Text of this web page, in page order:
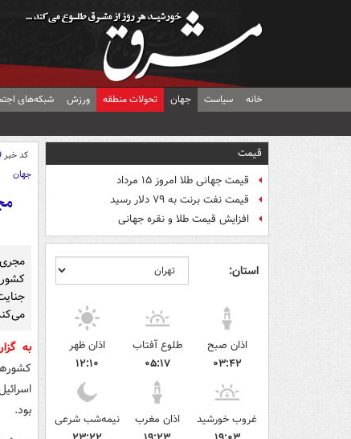
خانه سیاست جهان تحولات منطقه ورزش شبکه‌های
قیمت
قیمت جهانی طلا امروز ۱۵ مرداد
قیمت نفت برنت به ۷۹ دلار رسید
افزایش قیمت طلا و نقره جهانی
استان:
اذان صبح
۰۳:۴۲
طلوع آفتاب
۰۵:۱۷
اذان ظهر
۱۲:۱۰
غروب خورشید
اذان مغرب
نیمه‌شب شرعی
کد خبر
جهان
به
بود.